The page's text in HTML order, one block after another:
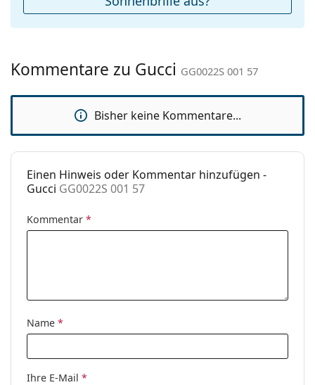
Marke:
Gucci
Verwendung:
Mode
GG0022S 001 57
Mit Stärke
verfügbar :
Nein
Kommentare zu Gucci GG0022S 001 57
Bisher keine Kommentare...
Einen Hinweis oder Kommentar hinzufügen -
Gucci GG0022S 001 57
Kommentar *
Name *
Ihre E-Mail *